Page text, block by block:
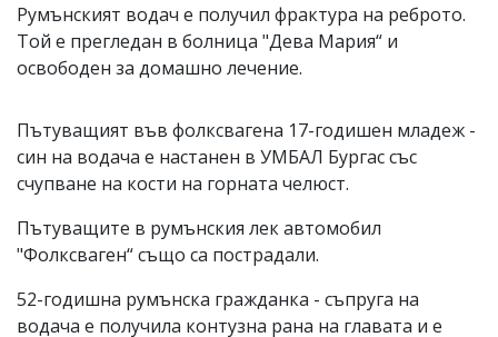
Румънският водач е получил фрактура на реброто.
Той е прегледан в болница "Дева Мария“ и
освободен за домашно лечение.
Пътуващият във фолксвагена 17-годишен младеж -
син на водача е настанен в УМБАЛ Бургас със
счупване на кости на горната челюст.
Пътуващите в румънския лек автомобил
"Фолксваген“ също са пострадали.
52-годишна румънска гражданка - съпруга на
водача е получила контузна рана на главата и е